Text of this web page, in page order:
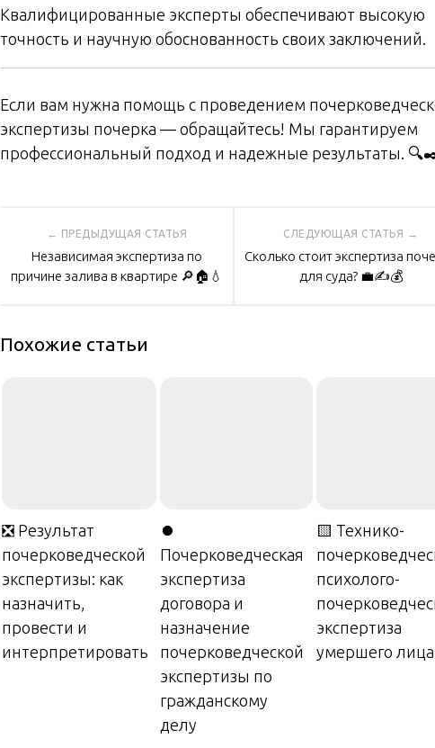
Квалифицированные эксперты обеспечивают высокую
точность и научную обоснованность своих заключений.
Если вам нужна помощь с проведением
экспертизы почерка — обращайтесь! Мы гарантируем
профессиональный подход и надежные результаты.
Навигация
Независимая экспертиза по
причине залива в квартире 🔎🏠💧
Сколько стоит экспертиза
для суда? 💼✍️💰
Похожие статьи
❎ Результат
почерковедческой
экспертизы: как
назначить,
провести и
интерпретировать
⏺️
Почерковедческая
экспертиза
договора и
назначение
почерковедческой
экспертизы по
гражданскому
делу
🟨 Технико-
психолого-
экспертиза
умершего лица